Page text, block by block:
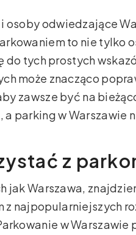
osoby odwiedzające
to nie tylko
do tych prostych
może znacząco
zawsze być na
parking w Warszawie
z
jak Warszawa,
z najpopularniejszych
w Warszawie